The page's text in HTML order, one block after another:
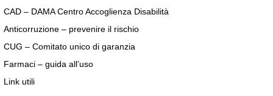
CAD – DAMA Centro Accoglienza Disabilità
Anticorruzione – prevenire il rischio
CUG – Comitato unico di garanzia
Farmaci – guida all’uso
Link utili